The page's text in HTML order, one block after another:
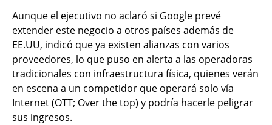
Aunque el ejecutivo no aclaró si Google prevé
extender este negocio a otros países además de
EE.UU, indicó que ya existen alianzas con varios
proveedores, lo que puso en alerta a las operadoras
tradicionales con infraestructura física, quienes verán
en escena a un competidor que operará solo vía
Internet (OTT; Over the top) y podría hacerle peligrar
sus ingresos.